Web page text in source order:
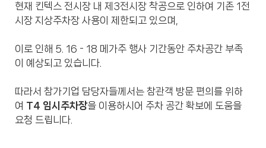
현재 킨텍스 전시장 내 제3전시장 착공으로 인하여 기존 1전
시장 지상주차장 사용이 제한되고 있으며,
이로 인해 5. 16 - 18 메가주 행사 기간동안 주차공간 부족
이 예상되고 있습니다.
따라서 참가기업 담당자들께서는 참관객 방문 편의를 위하
여 T4 임시주차장을 이용하시어 주차 공간 확보에 도움을
요청 드립니다.